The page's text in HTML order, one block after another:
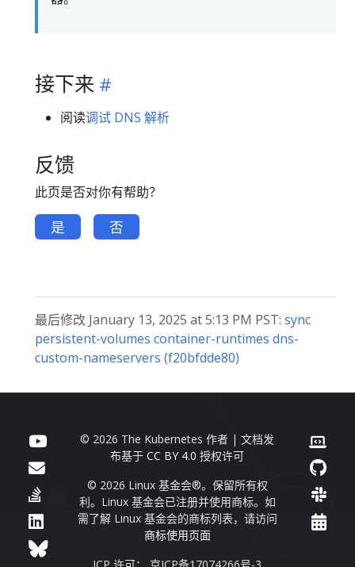
接下来
阅读调试 DNS 解析
反馈
此页是否对你有帮助？
是 否
最后修改 January 13, 2025 at 5:13 PM PST: sync
persistent-volumes container-runtimes dns-
custom-nameservers (f20bfdde80)
© 2026 The Kubernetes 作者 | 文档发
布基于CC BY 4.0 授权许可
© 2026 Linux 基金会®。保留所有权
利。Linux 基金会已注册并使用商标。如
需了解 Linux 基金会的商标列表，请访问
商标使用页面